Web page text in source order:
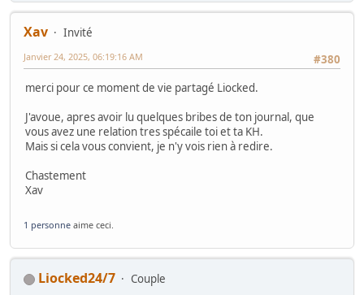
Xav
Invité
#380
Janvier 24, 2025, 06:19:16 AM
merci pour ce moment de vie partagé Liocked.
J'avoue, apres avoir lu quelques bribes de ton journal, que
vous avez une relation tres spécaile toi et ta KH.
Mais si cela vous convient, je n'y vois rien à redire.
Chastement
Xav
1 personne aime ceci.
Liocked24/7 Couple